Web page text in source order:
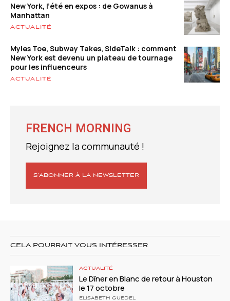
New York, l’été en expos : de Gowanus à
Manhattan
ACTUALITÉ
Myles Toe, Subway Takes, SideTalk : comment
New York est devenu un plateau de tournage
pour les influenceurs
ACTUALITÉ
FRENCH MORNING
Rejoignez la communauté !
S’ABONNER À LA NEWSLETTER
CELA POURRAIT VOUS INTÉRESSER
ACTUALITÉ
Le Dîner en Blanc de retour à Houston
le 17 octobre
ELISABETH GUÉDEL